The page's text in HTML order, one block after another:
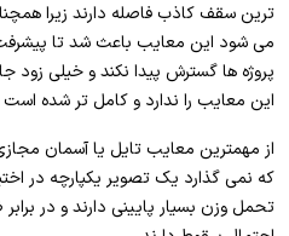
ترین سقف کاذب فاصله دارند زیرا
می شود این معایب باعث شد تا
پروژه ها گسترش پیدا نکند و خیلی زود
این معایب را ندارد و کامل تر شده است
از مهمترین معایب تایل یا آسمان
که نمی گذارد یک تصویر یکپارچه در
تحمل وزن بسیار پایینی دارند و در